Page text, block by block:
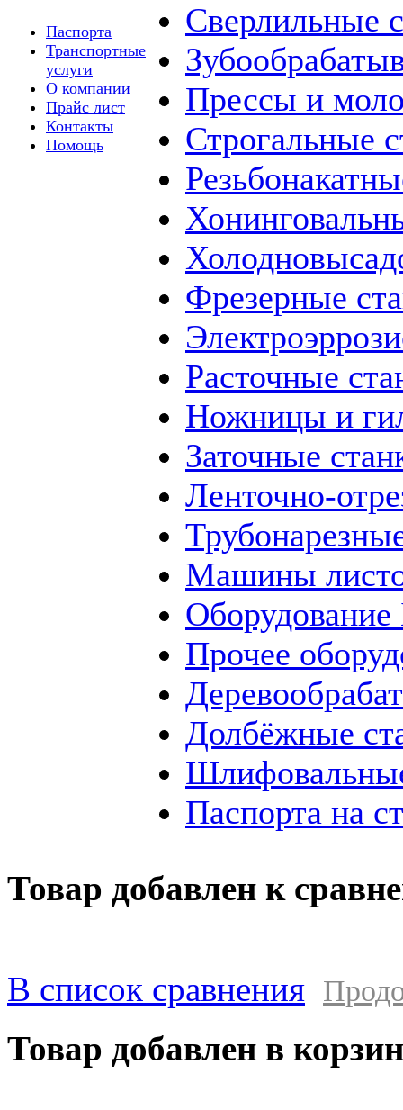
Паспорта
Транспортные
услуги
О компании
Прайс лист
Контакты
Помощь
Сверлильные
Прессы и
Строгальные
Фрезерные
Расточные
Ножницы и
Заточные
Ленточно-
Машины
Прочее
Долбёжные
Паспорта на
Товар добавлен к
В список сравнения
Товар добавлен в